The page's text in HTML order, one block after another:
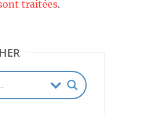
traitées.